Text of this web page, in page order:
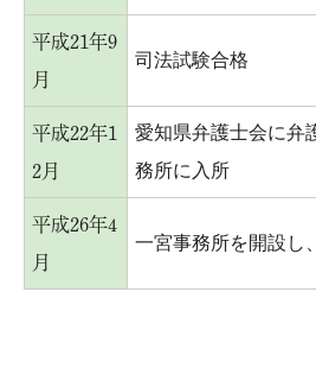
平成21年9
月
司法試験合格
平成22年1
2月
愛知県弁護士会に弁
務所に入所
平成26年4
月
一宮事務所を開設し